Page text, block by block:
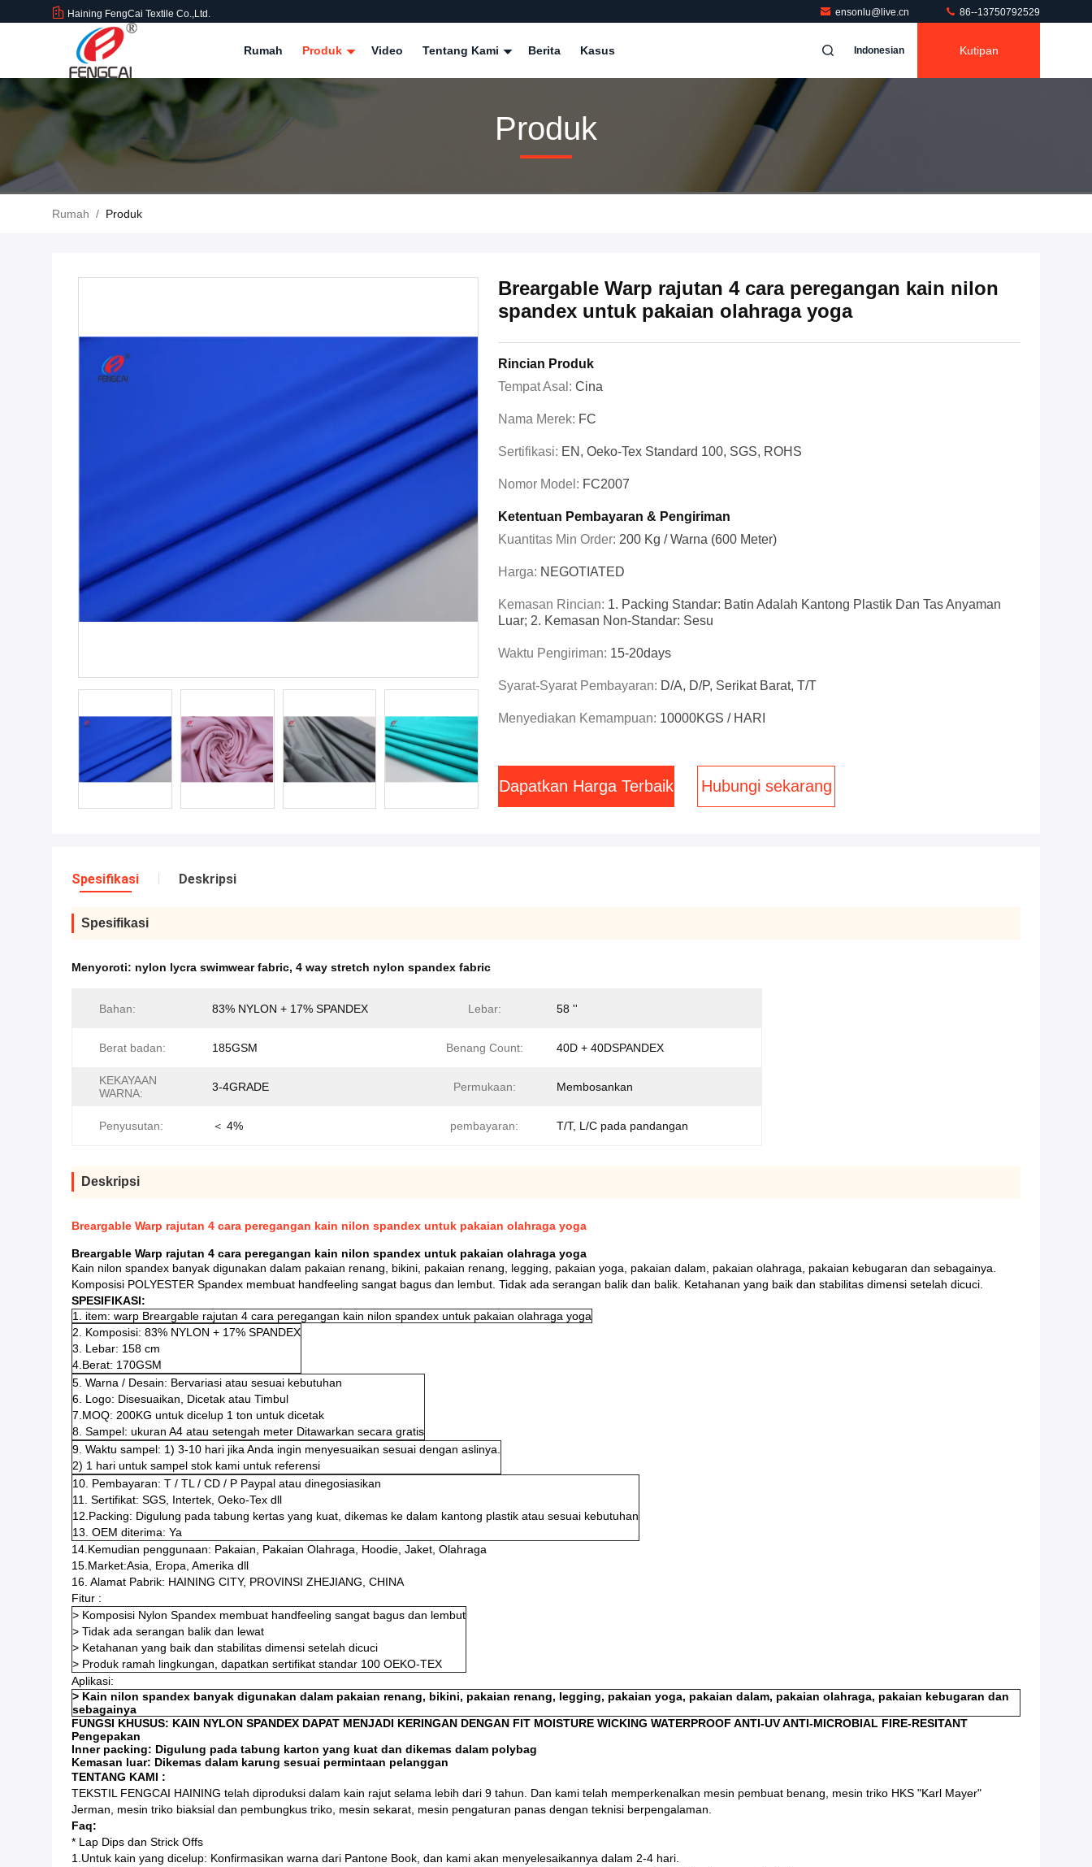
Haining FengCai Textile Co.,Ltd. ensonlu@live.cn 86--13750792529
Rumah Produk Video Tentang Kami Berita Kasus Indonesian Kutipan
Produk
Rumah / Produk
Breargable Warp rajutan 4 cara peregangan kain nilon
spandex untuk pakaian olahraga yoga
Rincian Produk
Tempat Asal: Cina
Nama Merek: FC
Sertifikasi: EN, Oeko-Tex Standard 100, SGS, ROHS
Nomor Model: FC2007
Ketentuan Pembayaran & Pengiriman
Kuantitas Min Order: 200 Kg / Warna (600 Meter)
Harga: NEGOTIATED
Kemasan Rincian: 1. Packing Standar: Batin Adalah Kantong Plastik Dan Tas Anyaman
Luar; 2. Kemasan Non-Standar: Sesu
Waktu Pengiriman: 15-20days
Syarat-Syarat Pembayaran: D/A, D/P, Serikat Barat, T/T
Menyediakan Kemampuan: 10000KGS / HARI
Dapatkan Harga Terbaik Hubungi sekarang
Spesifikasi Deskripsi
Spesifikasi
Menyoroti: nylon lycra swimwear fabric, 4 way stretch nylon spandex fabric
Bahan: 83% NYLON + 17% SPANDEX Lebar: 58 ''
Berat badan: 185GSM Benang Count: 40D + 40DSPANDEX
KEKAYAAN
WARNA:
3-4GRADE Permukaan: Membosankan
Penyusutan: ＜ 4% pembayaran: T/T, L/C pada pandangan
Deskripsi
Breargable Warp rajutan 4 cara peregangan kain nilon spandex untuk pakaian olahraga yoga
Breargable Warp rajutan 4 cara peregangan kain nilon spandex untuk pakaian olahraga yoga
Kain nilon spandex banyak digunakan dalam pakaian renang, bikini, pakaian renang, legging, pakaian yoga, pakaian dalam, pakaian olahraga, pakaian kebugaran dan sebagainya.
Komposisi POLYESTER Spandex membuat handfeeling sangat bagus dan lembut. Tidak ada serangan balik dan balik. Ketahanan yang baik dan stabilitas dimensi setelah dicuci.
SPESIFIKASI:
1. item: warp Breargable rajutan 4 cara peregangan kain nilon spandex untuk pakaian olahraga yoga
2. Komposisi: 83% NYLON + 17% SPANDEX
3. Lebar: 158 cm
4.Berat: 170GSM
5. Warna / Desain: Bervariasi atau sesuai kebutuhan
6. Logo: Disesuaikan, Dicetak atau Timbul
7.MOQ: 200KG untuk dicelup 1 ton untuk dicetak
8. Sampel: ukuran A4 atau setengah meter Ditawarkan secara gratis
9. Waktu sampel: 1) 3-10 hari jika Anda ingin menyesuaikan sesuai dengan aslinya.
2) 1 hari untuk sampel stok kami untuk referensi
10. Pembayaran: T / TL / CD / P Paypal atau dinegosiasikan
11. Sertifikat: SGS, Intertek, Oeko-Tex dll
12.Packing: Digulung pada tabung kertas yang kuat, dikemas ke dalam kantong plastik atau sesuai kebutuhan
13. OEM diterima: Ya
14.Kemudian penggunaan: Pakaian, Pakaian Olahraga, Hoodie, Jaket, Olahraga
15.Market:Asia, Eropa, Amerika dll
16. Alamat Pabrik: HAINING CITY, PROVINSI ZHEJIANG, CHINA
Fitur :
> Komposisi Nylon Spandex membuat handfeeling sangat bagus dan lembut
> Tidak ada serangan balik dan lewat
> Ketahanan yang baik dan stabilitas dimensi setelah dicuci
> Produk ramah lingkungan, dapatkan sertifikat standar 100 OEKO-TEX
Aplikasi:
> Kain nilon spandex banyak digunakan dalam pakaian renang, bikini, pakaian renang, legging, pakaian yoga, pakaian dalam, pakaian olahraga, pakaian kebugaran dan
sebagainya
FUNGSI KHUSUS: KAIN NYLON SPANDEX DAPAT MENJADI KERINGAN DENGAN FIT MOISTURE WICKING WATERPROOF ANTI-UV ANTI-MICROBIAL FIRE-RESITANT
Pengepakan
Inner packing: Digulung pada tabung karton yang kuat dan dikemas dalam polybag
Kemasan luar: Dikemas dalam karung sesuai permintaan pelanggan
TENTANG KAMI :
TEKSTIL FENGCAI HAINING telah diproduksi dalam kain rajut selama lebih dari 9 tahun. Dan kami telah memperkenalkan mesin pembuat benang, mesin triko HKS "Karl Mayer"
Jerman, mesin triko biaksial dan pembungkus triko, mesin sekarat, mesin pengaturan panas dengan teknisi berpengalaman.
Faq:
* Lap Dips dan Strick Offs
1.Untuk kain yang dicelup: Konfirmasikan warna dari Pantone Book, dan kami akan menyelesaikannya dalam 2-4 hari.